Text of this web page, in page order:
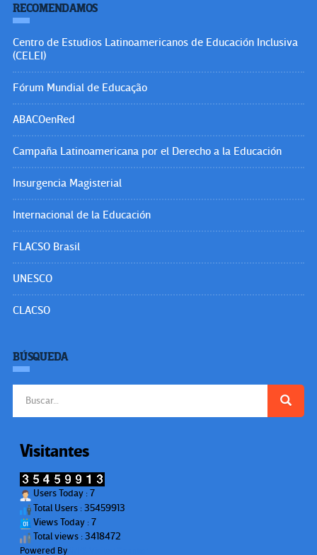
RECOMENDAMOS
Centro de Estudios Latinoamericanos de Educación Inclusiva
(CELEI)
Fórum Mundial de Educação
ABACOenRed
Campaña Latinoamericana por el Derecho a la Educación
Insurgencia Magisterial
Internacional de la Educación
FLACSO Brasil
UNESCO
CLACSO
BÚSQUEDA
Visitantes
Users Today : 7
Total Users : 35459913
Views Today : 7
Total views : 3418472
Powered By